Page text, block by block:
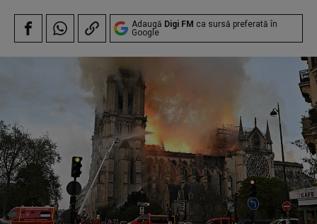
Adaugă Digi FM ca sursă preferată în
Google